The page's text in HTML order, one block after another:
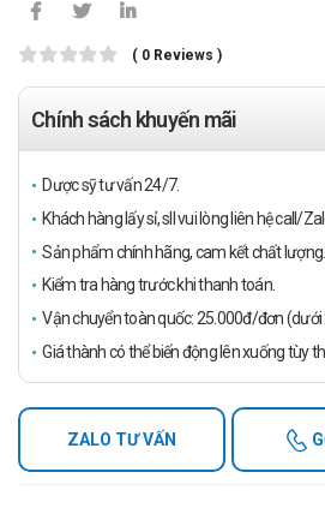
( 0 Reviews )
Chính sách khuyến mãi
Dược sỹ tư vấn 24/7.
Khách hàng lấy sỉ, sll vui lòng liên hệ call/
Sản phẩm chính hãng, cam kết chất lượng.
Kiểm tra hàng trước khi thanh toán.
Vận chuyển toàn quốc: 25.000đ/đơn (dưới
Giá thành có thể biến động lên xuống tùy
ZALO TƯ VẤN